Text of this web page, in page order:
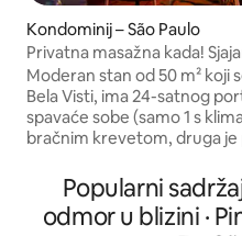
Kondominij – São Paulo
Privatna masažna kada!
grad! Menvik Homes
Moderan stan od 50 m² koji
Bela Visti, ima 24-satnog
spavaće sobe (samo 1 s
bračnim krevetom, druga je
razvlačenje) i 1 kupaonica.
pogledom sa svakog
odlično mjesto za rad i
Popularni
odmor u blizini ·